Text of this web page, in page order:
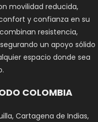
movilidad reducida,
y confianza en su
resistencia,
un apoyo sólido
espacio donde sea
COLOMBIA
Cartagena de Indias,